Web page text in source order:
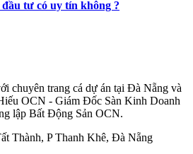
tư có uy tín không ?
chuyên trang cá dự án tại Đà Nẵng và
OCN - Giám Đốc Sàn Kinh Doanh
lập Bất Động Sản OCN.
Thành, P Thanh Khê, Đà Nẵng